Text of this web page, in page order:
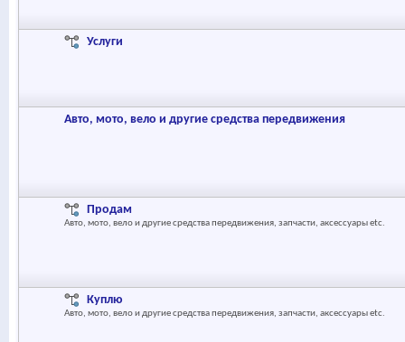
Услуги
Авто, мото, вело и другие средства передвижения
Продам
Авто, мото, вело и другие средства передвижения, запчасти, аксессуары etc.
Куплю
Авто, мото, вело и другие средства передвижения, запчасти, аксессуары etc.